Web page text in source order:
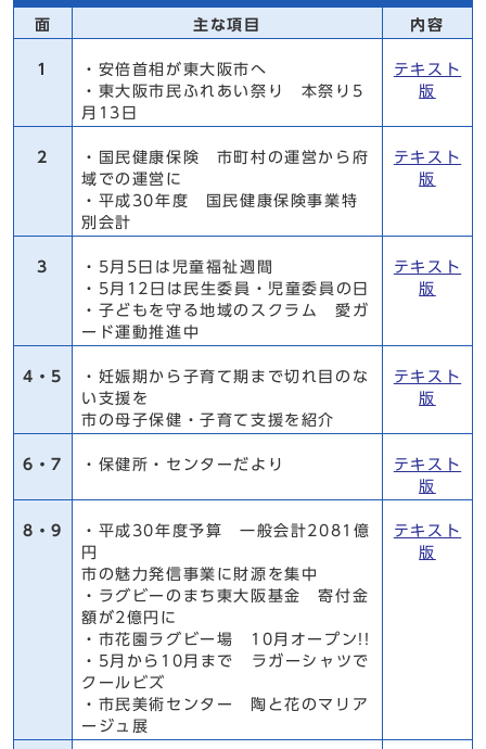
面 主な項目 内容
1
・安倍首相が東大阪市へ
・東大阪市民ふれあい祭り 本祭り5
月13日
テキスト
版
2
・国民健康保険 市町村の運営から府
域での運営に
・平成30年度 国民健康保険事業特
別会計
テキスト
版
3
・5月5日は児童福祉週間
・5月12日は民生委員・児童委員の日
・子どもを守る地域のスクラム 愛ガ
ード運動推進中
テキスト
版
4・5
・妊娠期から子育て期まで切れ目のな
い支援を
市の母子保健・子育て支援を紹介
テキスト
版
6・7 ・保健所・センターだより
テキスト
版
8・9
・平成30年度予算 一般会計2081億
円
市の魅力発信事業に財源を集中
・ラグビーのまち東大阪基金 寄付金
額が2億円に
・市花園ラグビー場 10月オープン!!
・5月から10月まで ラガーシャツで
クールビズ
・市民美術センター 陶と花のマリア
ージュ展
テキスト
版